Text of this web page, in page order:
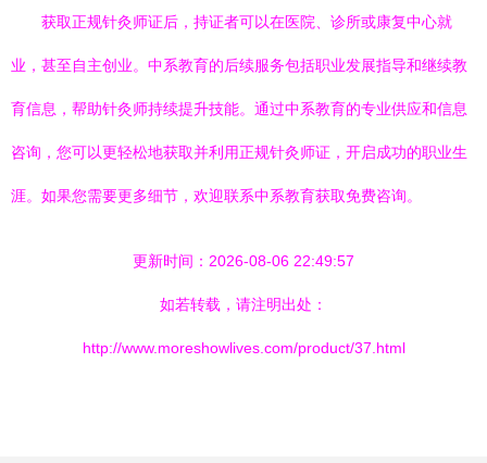
获取正规针灸师证后，持证者可以在医院、诊所或康复中心就
业，甚至自主创业。中系教育的后续服务包括职业发展指导和继续教
育信息，帮助针灸师持续提升技能。通过中系教育的专业供应和信息
咨询，您可以更轻松地获取并利用正规针灸师证，开启成功的职业生
涯。如果您需要更多细节，欢迎联系中系教育获取免费咨询。
更新时间：2026-08-06 22:49:57
如若转载，请注明出处：
http://www.moreshowlives.com/product/37.html